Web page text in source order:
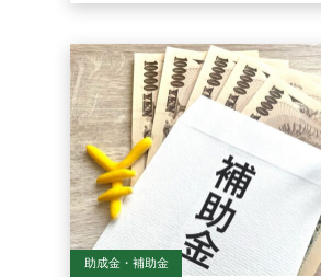
助成金・補助金